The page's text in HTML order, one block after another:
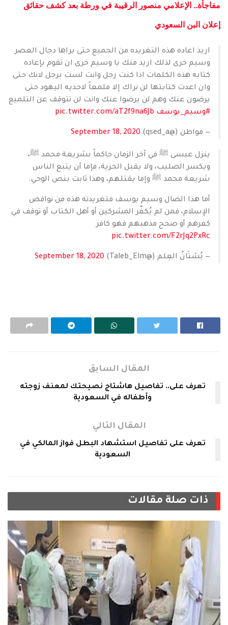
مفاجأة.. الإعلامي منصور الرقيبة في ورطة بعد كشف حقائق
إعلان البن السعودي
اريد اعاده هذه التغريده من الجميع حتى يراها دجال العصر
وسيم خرى لذلك اريد منك يا وسيم خرى ان تقوم بإعاده
كتابه هذه الكلمات اذا كنت رجل وانت لست برجل لانك حتى
وان اعدت كتابتها لن نراك إلا ملمعاً لاحذيه اليهود حتى
يرضون عنك وهم لن يرضوا عنك وانت لن تتوقف عن التلميع
#وسيم_يوسف pic.twitter.com/aT2f9na6Jb
— مواطن (@qsed_a) September 18, 2020
ينزل عيسى ﷺ في آخر الزمان حاكماً بشريعة محمد ﷺ،
ويكسر الصليب، ولا يقبل الجزية، فإما أن يتبع الناس
شريعة محمد ﷺ وإما يقتلهم، وهذا ثابت بنص الوحي.
أما هذا الضال وسيم يوسف فتغريدته هذه من نواقض
الإسلام، فمن لم يُكفّر المشركين أو أهل الكتاب أو توقف في
كفرهم أو صحح مذهبهم فهو كافر
pic.twitter.com/F2rJq2PxRc
— بُسْتَانُ العِلم (@Taleb_Elm) September 18, 2020
المقال السابق
تعرف على.. تفاصيل هاشتاج نصيحتك لمعنف زوجته
وأطفاله في السعودية
المقال التالي
تعرف على تفاصيل استشهاد البطل فواز المالكي في
السعودية
ذات صلة مقالات